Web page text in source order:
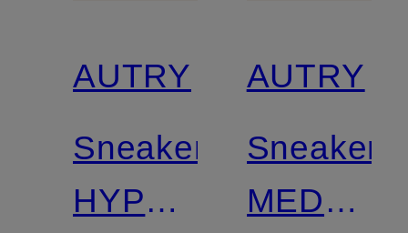
AUTRY
Sneaker
HYPERWAY
AUTRY
Sneaker